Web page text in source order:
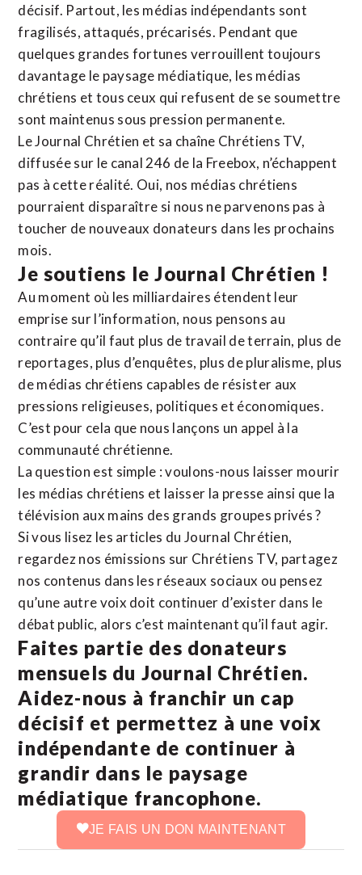
décisif. Partout, les médias indépendants sont
fragilisés, attaqués, précarisés. Pendant que
quelques grandes fortunes verrouillent toujours
davantage le paysage médiatique, les médias
chrétiens et tous ceux qui refusent de se soumettre
sont maintenus sous pression permanente.
Le Journal Chrétien et sa chaîne Chrétiens TV,
diffusée sur le canal 246 de la Freebox, n’échappent
pas à cette réalité. Oui, nos médias chrétiens
pourraient disparaître si nous ne parvenons pas à
toucher de nouveaux donateurs dans les prochains
mois.
Je soutiens le Journal Chrétien !
Au moment où les milliardaires étendent leur
emprise sur l’information, nous pensons au
contraire qu’il faut plus de travail de terrain, plus de
reportages, plus d’enquêtes, plus de pluralisme, plus
de médias chrétiens capables de résister aux
pressions religieuses, politiques et économiques.
C’est pour cela que nous lançons un appel à la
communauté chrétienne.
La question est simple : voulons-nous laisser mourir
les médias chrétiens et laisser la presse ainsi que la
télévision aux mains des grands groupes privés ?
Si vous lisez les articles du Journal Chrétien,
regardez nos émissions sur Chrétiens TV, partagez
nos contenus dans les réseaux sociaux ou pensez
qu’une autre voix doit continuer d’exister dans le
débat public, alors c’est maintenant qu’il faut agir.
Faites partie des donateurs
mensuels du Journal Chrétien.
Aidez-nous à franchir un cap
décisif et permettez à une voix
indépendante de continuer à
grandir dans le paysage
médiatique francophone.
JE FAIS UN DON MAINTENANT